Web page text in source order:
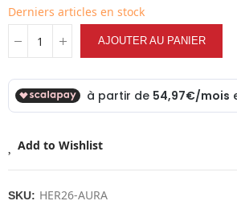
Derniers articles en stock
AJOUTER AU PANIER
Add to Wishlist
SKU: HER26-AURA